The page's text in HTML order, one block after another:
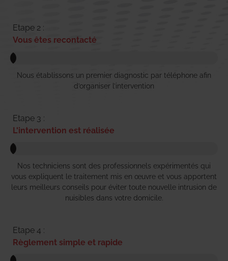
Etape 2 :
Vous êtes recontacté
Nous établissons un premier diagnostic par téléphone afin
d’organiser l’intervention
Etape 3 :
L'intervention est réalisée
Nos techniciens sont des professionnels expérimentés qui
vous expliquent le traitement mis en œuvre et vous apportent
leurs meilleurs conseils pour éviter toute nouvelle intrusion de
nuisibles dans votre domicile.
Etape 4 :
Règlement simple et rapide